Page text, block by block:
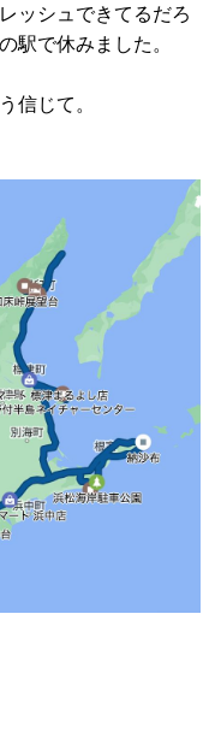
ッシュできてるだろ
駅で休みました。
信じて。